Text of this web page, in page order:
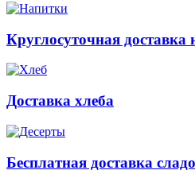
Круглосуточная доставка
Доставка хлеба
Бесплатная доставка